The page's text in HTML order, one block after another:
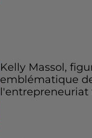
Kelly Massol,
emblématique
l'entrepreneuriat